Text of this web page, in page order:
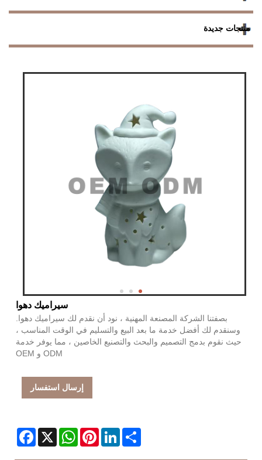
منتجات جديدة
سيراميك دهوا
بصفتنا الشركة المصنعة المهنية ، نود أن نقدم لك سيراميك دهوا.
وسنقدم لك أفضل خدمة ما بعد البيع والتسليم في الوقت المناسب ،
حيث نقوم بدمج التصميم والبحث والتصنيع الخاصين ، مما يوفر خدمة
ODM و OEM
إرسال استفسار
X
WhatsAppPinterestLinkedInShare